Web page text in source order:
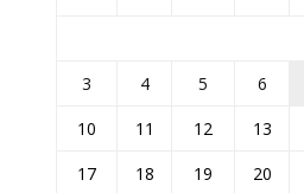
3
4 5 6
10
11 12 13
17
18 19 20